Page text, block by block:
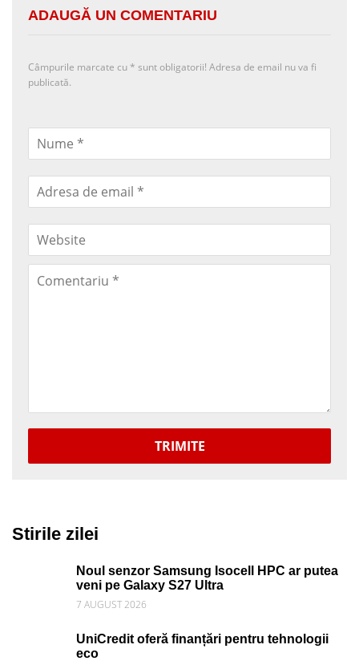
ADAUGĂ UN COMENTARIU
Câmpurile marcate cu * sunt obligatorii! Adresa de email nu va fi
publicată.
TRIMITE
Stirile zilei
Noul senzor Samsung Isocell HPC ar putea
veni pe Galaxy S27 Ultra
7 AUGUST 2026
UniCredit oferă finanțări pentru tehnologii
eco